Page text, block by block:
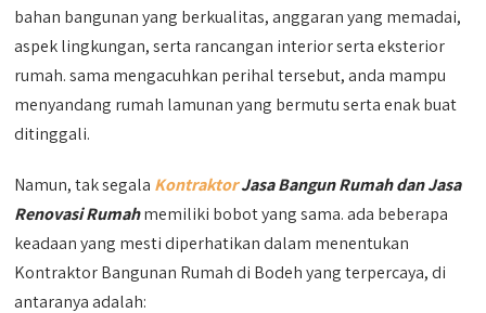
bahan bangunan yang berkualitas, anggaran yang memadai,
aspek lingkungan, serta rancangan interior serta eksterior
rumah. sama mengacuhkan perihal tersebut, anda mampu
menyandang rumah lamunan yang bermutu serta enak buat
ditinggali.
Namun, tak segala KontraktorJasa Bangun Rumah dan Jasa
Renovasi Rumahmemiliki bobot yang sama. ada beberapa
keadaan yang mesti diperhatikan dalam menentukan
Kontraktor Bangunan Rumah di Bodeh yang terpercaya, di
antaranya adalah: